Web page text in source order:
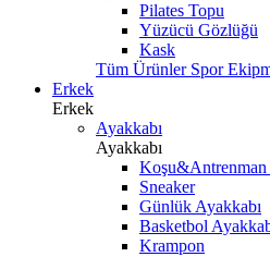
Pilates Topu
Yüzücü Gözlüğü
Kask
Tüm Ürünler Spor
Erkek
Erkek
Ayakkabı
Ayakkabı
Koşu&Antrenman
Sneaker
Günlük Ayakkabı
Basketbol
Krampon